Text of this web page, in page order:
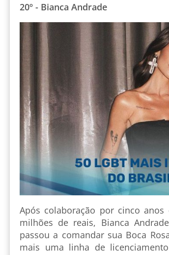
20º - Bianca Andrade
Após colaboração por cinco
milhões de reais, Bianca
passou a comandar sua Boca
mais uma linha de